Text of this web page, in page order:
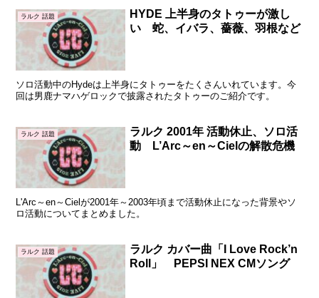
ラルク 話題
HYDE 上半身のタトゥーが激し
い 蛇、イバラ、薔薇、羽根など
ソロ活動中のHydeは上半身にタトゥーをたくさんいれています。今
回は男鹿ナマハゲロックで披露されたタトゥーのご紹介です。
ラルク 話題
ラルク 2001年 活動休止、ソロ活
動 L’Arc～en～Cielの解散危機
L'Arc～en～Cielが2001年～2003年頃まで活動休止になった背景やソ
ロ活動についてまとめました。
ラルク 話題
ラルク カバー曲「I Love Rock’n
Roll」 PEPSI NEX CMソング